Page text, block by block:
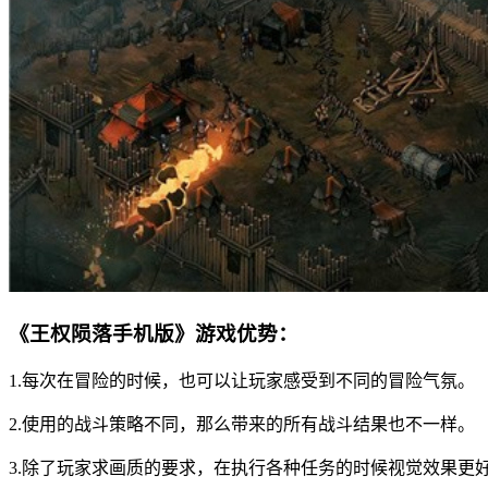
《王权陨落手机版》游戏优势：
1.每次在冒险的时候，也可以让玩家感受到不同的冒险气氛。
2.使用的战斗策略不同，那么带来的所有战斗结果也不一样。
3.除了玩家求画质的要求，在执行各种任务的时候视觉效果更